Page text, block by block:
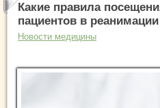
Какие правила
пациентов в
Новости медицины